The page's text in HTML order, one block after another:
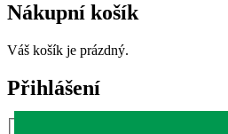
Nákupní košík
Váš košík je prázdný.
Přihlášení